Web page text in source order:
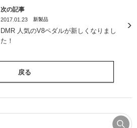
次の記事
2017.01.23 新製品
DMR 人気のV8ペダルが新しくなりまし
た！
戻る